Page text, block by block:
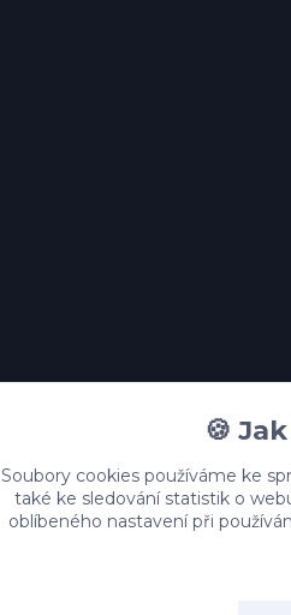
🍪
Soubory cookies používáme ke
také ke sledování statistik o
oblíbeného nastavení při